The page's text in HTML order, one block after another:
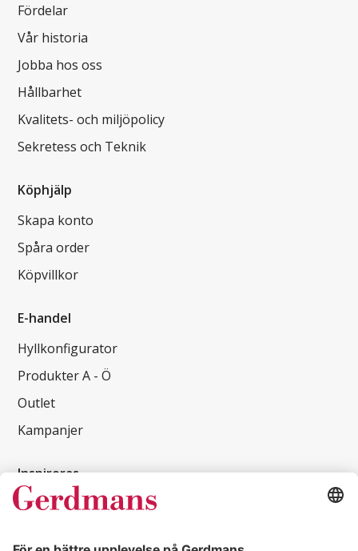
Fördelar
Vår historia
Jobba hos oss
Hållbarhet
Kvalitets- och miljöpolicy
Sekretess och Teknik
Köphjälp
Skapa konto
Spåra order
Köpvillkor
E-handel
Hyllkonfigurator
Produkter A - Ö
Outlet
Kampanjer
Inspireras
Kundcase